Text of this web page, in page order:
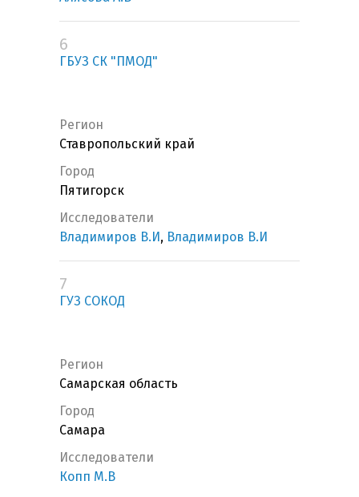
6
ГБУЗ СК "ПМОД"
Регион
Ставропольский край
Город
Пятигорск
Исследователи
Владимиров В.И, Владимиров В.И
7
ГУЗ СОКОД
Регион
Самарская область
Город
Самара
Исследователи
Копп М.В